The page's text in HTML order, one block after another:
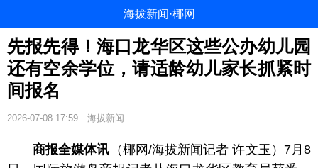
海拔新闻·椰网
先报先得！海口龙华区这些公办幼儿园
还有空余学位，请适龄幼儿家长抓紧时
间报名
2026-07-08 17:59 海拔新闻
商报全媒体讯 （椰网/海拔新闻记者 许文玉）7月8